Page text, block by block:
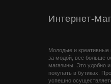
Интернет-
Молодые и креативные
за модой, все больше
магазины. Это удобно
покупать в бутиках.
успешно